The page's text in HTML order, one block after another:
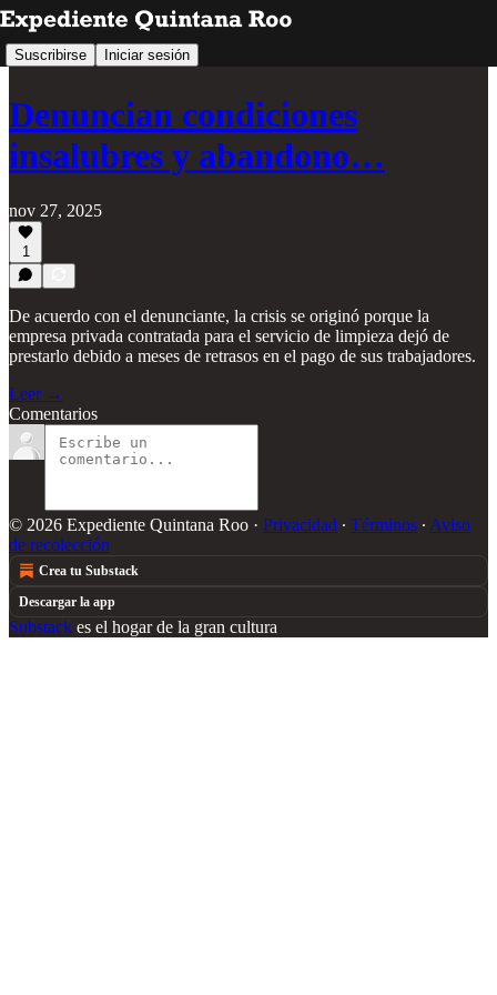
Suscribirse Iniciar sesión
Denuncian condiciones
insalubres y abandono…
nov 27, 2025
1
De acuerdo con el denunciante, la crisis se originó porque la
empresa privada contratada para el servicio de limpieza dejó de
prestarlo debido a meses de retrasos en el pago de sus trabajadores.
Leer →
Comentarios
© 2026 Expediente Quintana Roo · Privacidad ∙ Términos ∙ Aviso
de recolección
Crea tu Substack
Descargar la app
Substack es el hogar de la gran cultura